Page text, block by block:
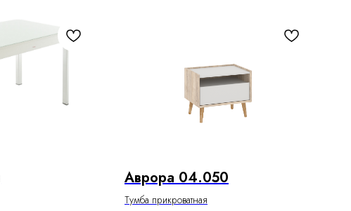
Аврора 04.050
Тумба прикроватная